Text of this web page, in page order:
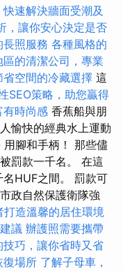
速解決牆面受潮及
，讓你安心決定是否
照服務 各種風格的
區的清潔公司，專業
空間的冷藏選擇 這
SEO策略，助您贏得
有時尚感 香蕉船與朋
愉快的經典水上運動
腳和手柄！ 那些儘
罰款一千名。 在這
HUF之間。 罰款可
政自然保護衛隊強
造溫馨的居住環境
議 辦護照需要攜帶
技巧，讓你省時又省
復場所 了解子母車，